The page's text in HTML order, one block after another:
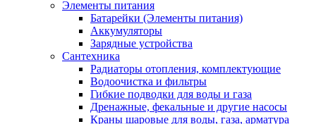
Элементы питания
Батарейки (Элементы питания)
Аккумуляторы
Зарядные устройства
Сантехника
Радиаторы отопления, комплектующие
Водоочистка и фильтры
Гибкие подводки для воды и газа
Дренажные, фекальные и другие насосы
Краны шаровые для воды, газа, арматура